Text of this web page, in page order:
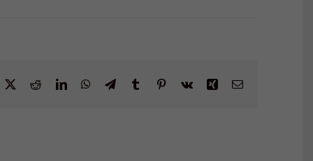
RedditLinkedInWhatsApp
TelegramTumblrPinterest
Vk Xing Email